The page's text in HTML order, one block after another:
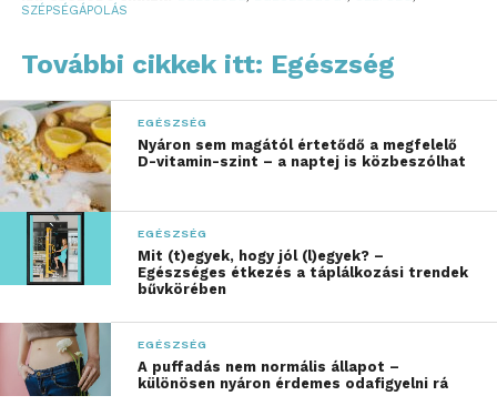
vitaminokat, aminosavakat, hialuronsavat vagy akár
ún. exoszómákat, amelyek serkentik a sejtek
regenerációját és a természetes kollagéntermelést.
A kezelést végezhetik apró mikrotűk segítségével
(például dermarollerrel), de léteznek tű nélküli
megoldások is, a cél azonban minden esetben az,
hogy a hatóanyagokat eljuttatássák a barrier rétegen
túlra. Az eredmény általában egy egészségesebb,
frissebb és hidratáltabb bőrkép, illetve az öregedés
jelei is csökkennek az arcon, a nyakon vagy a
dekoltázson.
Mivel a beavatkozás csak minimális
SZÉPSÉGÁPOLÁS
További cikkek itt: Egészség
EGÉSZSÉG
Nyáron sem magától értetődő a megfelelő
D-vitamin-szint – a naptej is közbeszólhat
EGÉSZSÉG
Mit (t)egyek, hogy jól (l)egyek? –
Egészséges étkezés a táplálkozási trendek
bűvkörében
EGÉSZSÉG
A puffadás nem normális állapot –
különösen nyáron érdemes odafigyelni rá